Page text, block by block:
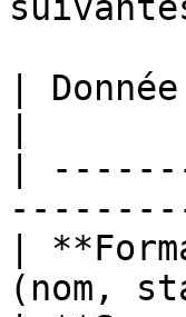
|
|
|
(nom,